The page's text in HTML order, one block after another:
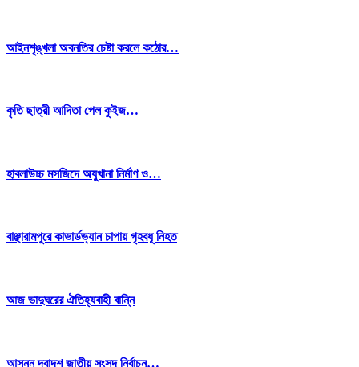
আইনশৃঙ্খলা অবনতির চেষ্টা করলে কঠোর…
কৃতি ছাত্রী আদিতা পেল কুইজ…
হাবলাউচ্চ মসজিদে অযুখানা নির্মাণ ও…
বাঞ্ছারামপুরে কাভার্ডভ্যান চাপায় গৃহবধূ নিহত
আজ ভাদুঘরের ঐতিহ্যবাহী বান্নি
আসন্ন দ্বাদশ জাতীয় সংসদ নির্বাচন…